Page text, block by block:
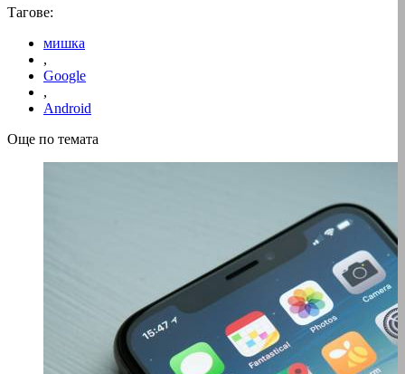
Тагове:
мишка
,
Google
,
Android
Още по темата